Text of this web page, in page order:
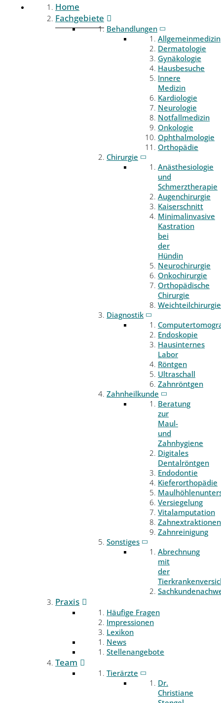
Home
Fachgebiete
Behandlungen
Allgemeinmedizin
Dermatologie
Gynäkologie
Hausbesuche
Innere
Medizin
Kardiologie
Neurologie
Notfallmedizin
Onkologie
Ophthalmologie
Orthopädie
Chirurgie
Anästhesiologie
und
Schmerztherapie
Augenchirurgie
Kaiserschnitt
Minimalinvasive
Kastration
bei
der
Hündin
Neurochirurgie
Onkochirurgie
Orthopädische
Chirurgie
Weichteilchirurgie
Diagnostik
Endoskopie
Hausinternes
Labor
Röntgen
Ultraschall
Zahnröntgen
Zahnheilkunde
Beratung
zur
Maul-
und
Zahnhygiene
Digitales
Dentalröntgen
Endodontie
Kieferorthopädie
Versiegelung
Vitalamputation
Zahnextraktionen
Zahnreinigung
Sonstiges
Abrechnung
mit
der
Praxis
Häufige Fragen
Impressionen
Lexikon
News
Stellenangebote
Team
Tierärzte
Dr.
Christiane